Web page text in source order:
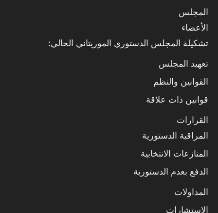
المجلس
الأعضاء
تشكيلة المجلس الدستوري الموريتاني الحالي:
تعهيد المجلس
القوانين والنظم
قوانين ذات علاقة
القرارات
المراقبة الدستورية
المنازعات الانتخابية
الدفع بعدم الدستورية
المداولات
الاستشارات